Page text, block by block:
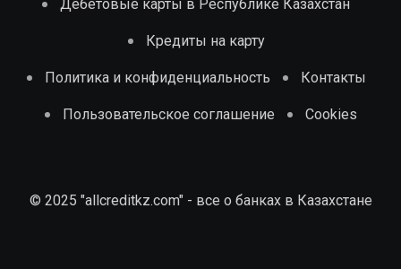
Дебетовые карты в Республике Казахстан
Кредиты на карту
Политика и конфиденциальность Контакты
Пользовательское соглашение Cookies
© 2025 "allcreditkz.com" - все о банках в Казахстане